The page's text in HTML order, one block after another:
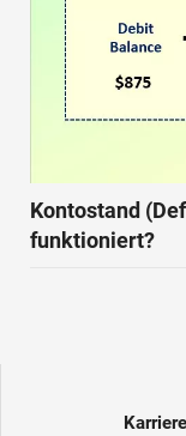
Kontostand
funktioniert?